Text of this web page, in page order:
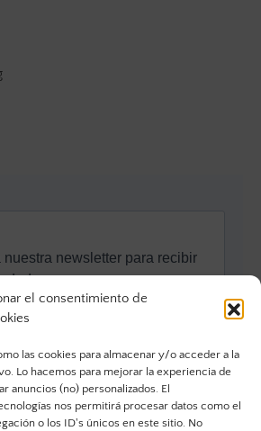
el consentimiento de
las cookies para almacenar y/o acceder a la
Lo hacemos para mejorar la experiencia de
anuncios (no) personalizados. El
nos permitirá procesar datos como el
o los ID's únicos en este sitio. No